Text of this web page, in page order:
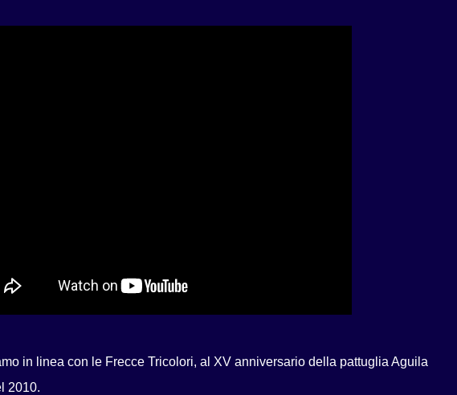
in linea con le Frecce Tricolori, al XV anniversario della pattuglia Aguila
2010.